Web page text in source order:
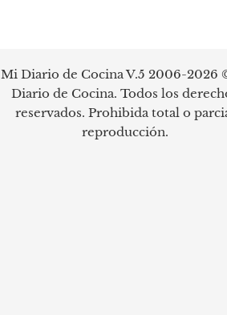
Mi Diario de Cocina V.5 2006-2026
Diario de Cocina. Todos los
reservados. Prohibida total o
reproducción.